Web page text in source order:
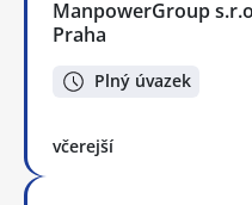
ManpowerGroup
Praha
Plný úvazek
včerejší